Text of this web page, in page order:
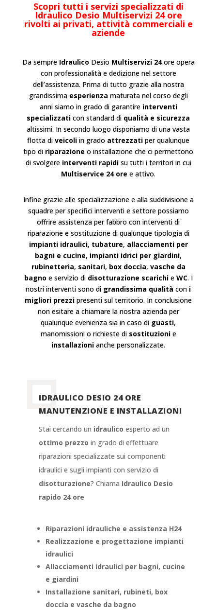
Scopri tutti i servizi specializzati di
Idraulico Desio Multiservizi 24 ore
rivolti ai privati, attività commerciali e
aziende
Da sempre Idraulico Desio Multiservizi 24ore opera
con professionalità e dedizione nel settore
dell’assistenza. Prima di tutto grazie alla nostra
grandissima esperienza maturata nel corso degli
anni siamo in grado di garantire interventi
specializzati con standard di qualità e sicurezza
altissimi. In secondo luogo disponiamo di una vasta
flotta diveicoli in grado attrezzati per qualunque
tipo di riparazione oinstallazione che ci permettono
di svolgere interventi rapidisu tutti i territori in cui
Multiservice 24 ore e attivo.
Infine grazie alle specializzazione e alla suddivisione a
squadre per specifici interventi e settore possiamo
offrire assistenza per fabbro con interventi di
riparazione e sostituzione di qualunque tipologia di
impianti idraulici, tubature, allacciamenti per
bagni e cucine, impianti idrici per giardini,
rubinetteria, sanitari, box doccia, vasche da
bagno e servizio di disotturazione scarichie WC. I
nostri interventi sono di grandissima qualità con i
migliori prezzi presenti sul territorio. In conclusione
non esitare a chiamare la nostra azienda per
qualunque evenienza sia in caso di guasti,
manomissioni o richieste di sostituzionie
installazioni anche personalizzate.
IDRAULICO DESIO 24 ORE
MANUTENZIONE E INSTALLAZIONI
Stai cercando un idraulico esperto ad un
ottimo prezzo in grado di effettuare
riparazioni specializzate sui componenti
idraulici e sugli impianti con servizio di
disotturazione? Chiama Idraulico Desio
rapido 24 ore
Riparazioni idrauliche e assistenza H24
Realizzazione e progettazione impianti
idraulici
Allacciamenti idraulici per bagni, cucine
e giardini
Installazione sanitari, rubineti, box
doccia e vasche da bagno